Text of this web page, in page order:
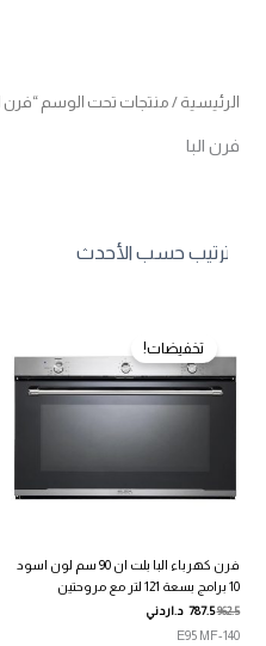
الرئيسية / منتجات تحت الوسم “فرن
فرن البا
تخفيضات!
فرن كهرباء البا بلت ان 90 سم لون اسود
10 برامج بسعة 121 لتر مع مروحتين
962.5
787.5 د.اردني
140-E95 MF